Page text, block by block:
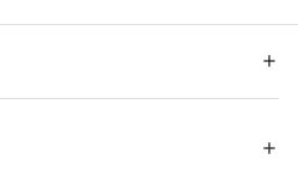
丈感もポイント。
番号：12-02-12-02501）と同色
季はカラーオンカラーで組み合わ
乾燥不可、自然乾燥、アイロン仕上げ
ング可